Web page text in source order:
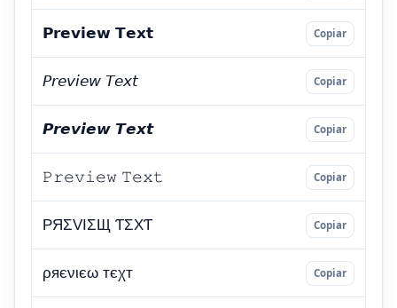
Copiar
Copiar
Copiar
Copiar
Copiar
Copiar